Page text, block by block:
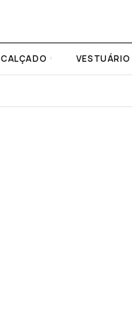
CALÇADO VESTUÁRIO